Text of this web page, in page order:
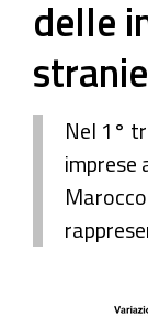
delle
Nel 1°
imprese